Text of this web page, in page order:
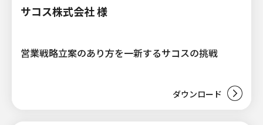
サコス株式会社 様
営業戦略立案のあり方を一新するサコスの挑戦
ダウンロード